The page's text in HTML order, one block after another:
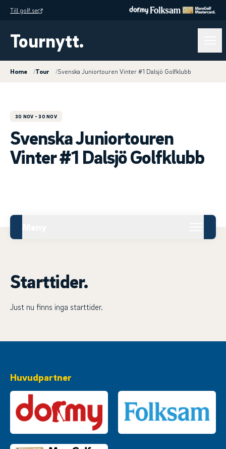
Till golf.se
Tournytt.
Home /Tour /Svenska Juniortouren Vinter #1 Dalsjö Golfklubb
30 NOV - 30 NOV
Svenska Juniortouren
Vinter #1 Dalsjö Golfklubb
Starttider.
Just nu finns inga starttider.
Huvudpartner